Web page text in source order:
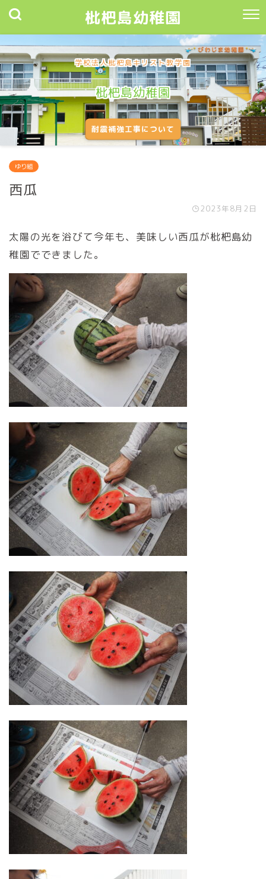
枇杷島幼稚園
学校法人枇杷島キリスト教学園
枇杷島幼稚園
耐震補強工事について
ゆり組
西瓜
2023年8月2日
太陽の光を浴びて今年も、美味しい西瓜が枇杷島幼
稚園でできました。